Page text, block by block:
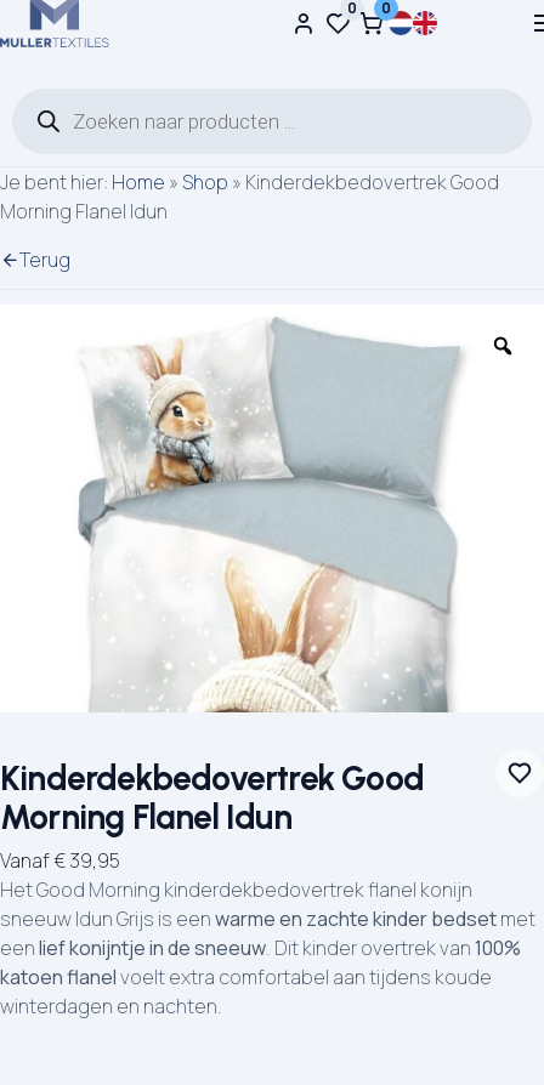
Ga naar de inhoud 0 0
Je bent hier: Home » Shop » Kinderdekbedovertrek Good
Morning Flanel Idun
Terug
Kinderdekbedovertrek Good
Morning Flanel Idun
Vanaf€39,95
Het Good Morning kinderdekbedovertrek flanel konijn
sneeuw Idun Grijs is eenwarme en zachte kinder bedsetmet
eenlief konijntje in de sneeuw. Dit kinder overtrek van100%
katoen flanelvoelt extra comfortabel aan tijdens koude
winterdagen en nachten.